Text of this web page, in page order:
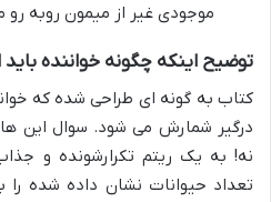
موجودی غیر از میمون روبه رو
توضیح اینکه چگونه خواننده باید
کتاب به گونه ای طراحی شده که
درگیر شمارش می شود. سوال این
نه! به یک ریتم تکرارشونده و
تعداد حیوانات نشان داده شده را